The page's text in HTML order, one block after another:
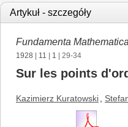
Artykuł - szczegóły
Fundamenta
1928 11 1 | 29-34
Sur les points
Kazimierz Kuratowski